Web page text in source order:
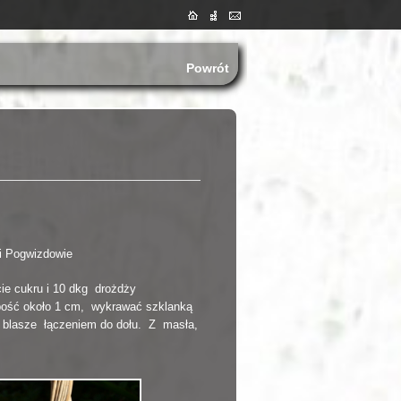
Powrót
Pogwizdowie
cukru i 10 dkg drożdży
około 1 cm, wykrawać szklanką
łączeniem do dołu. Z masła,